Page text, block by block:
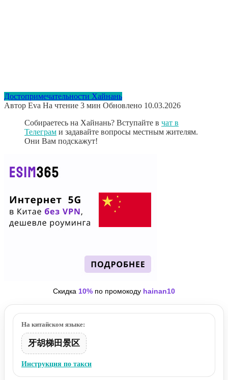
Достопримечательности Хайнань
Автор Eva На чтение 3 мин Обновлено 10.03.2026
Собираетесь на Хайнань? Вступайте в чат в
Телеграм и задавайте вопросы местным жителям.
Они Вам подскажут!
Скидка 10% по промокоду hainan10
На китайском языке:
牙胡梯田景区
Инструкция по такси